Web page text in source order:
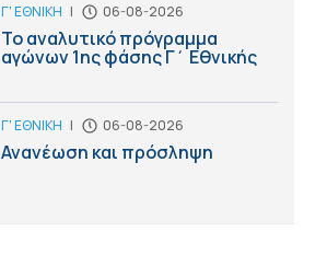
Γ' ΕΘΝΙΚΗ | 06-08-2026
Το αναλυτικό πρόγραμμα
αγώνων 1ης φάσης Γ΄ Εθνικής
Γ' ΕΘΝΙΚΗ | 06-08-2026
Ανανέωση και πρόσληψη